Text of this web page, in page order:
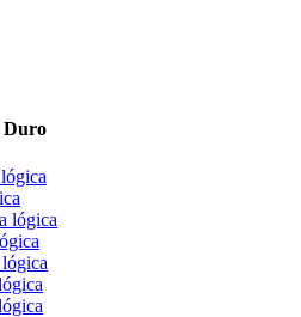
Duro
lógica